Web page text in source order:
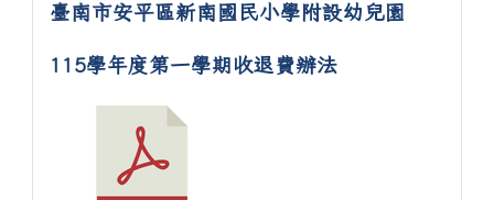
臺南市安平區新南國民小學附設幼兒園
115學年度第一學期收退費辦法